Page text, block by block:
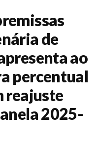
de
ao
percentual
reajuste
2025-